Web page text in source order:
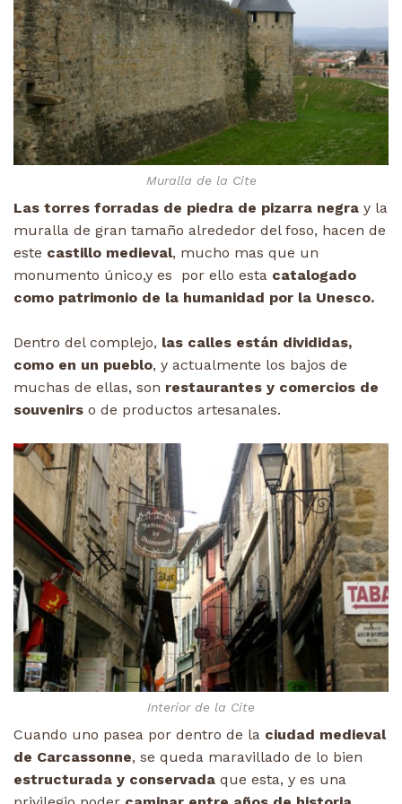
Muralla de la Cite
Las torres forradas de piedra de pizarra negra y la
muralla de gran tamaño alrededor del foso, hacen de
este castillo medieval, mucho mas que un
monumento único,y es por ello esta catalogado
como patrimonio de la humanidad por la Unesco.
Dentro del complejo, las calles están divididas,
como en un pueblo, y actualmente los bajos de
muchas de ellas, son restaurantes y comercios de
souvenirs o de productos artesanales.
Interior de la Cite
Cuando uno pasea por dentro de la ciudad medieval
de Carcassonne, se queda maravillado de lo bien
estructurada y conservada que esta, y es una